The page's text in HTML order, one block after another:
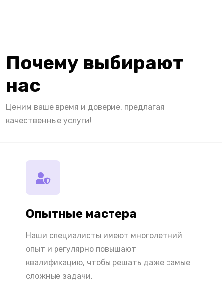
Почему выбирают
нас
Ценим ваше время и доверие, предлагая
качественные услуги!
Опытные мастера
Наши специалисты имеют многолетний
опыт и регулярно повышают
квалификацию, чтобы решать даже самые
сложные задачи.